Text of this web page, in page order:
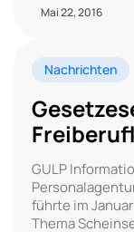
Mai 22, 2016
Nachrichten
GULP
führte im
Thema